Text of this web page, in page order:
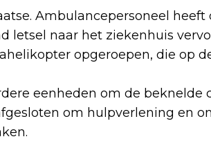
Ambulancepersoneel
letsel naar het ziekenhuis
opgeroepen, die op
eenheden om de beknelde
om hulpverlening en